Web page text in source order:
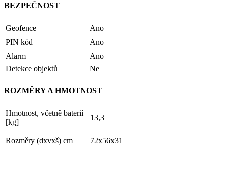
BEZPEČNOST
Geofence
Ano
PIN kód
Ano
Alarm
Ano
Detekce objektů
Ne
ROZMĚRY A HMOTNOST
Hmotnost, včetně baterií
[kg]
13,3
Rozměry (dxvxš) cm 72x56x31